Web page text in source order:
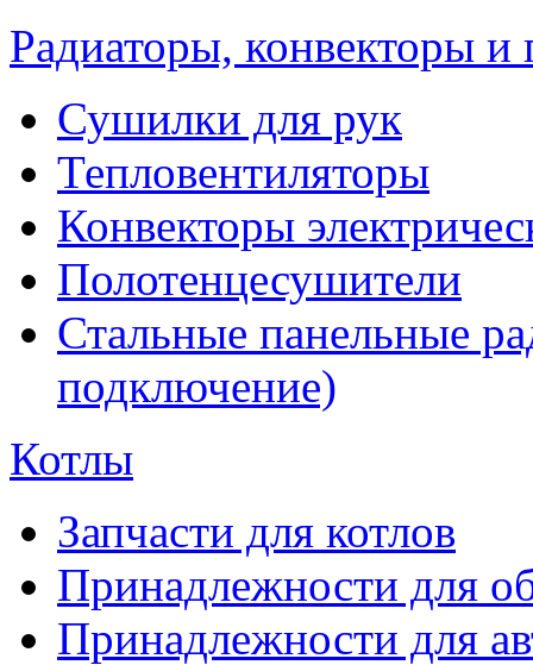
Радиаторы, конвекторы и
Сушилки для рук
Тепловентиляторы
Конвекторы
Полотенцесушители
Стальные панельные
подключение)
Котлы
Запчасти для котлов
Принадлежности для
Принадлежности для